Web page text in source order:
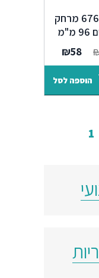
ידית 676 מרחק
ברגים 96 מ"מ
וינטג' מוזהב
T5
המחיר
המקורי
היה:
₪70.
₪58
הנוכחי
הוא:
₪58.
הוספה לסל
1